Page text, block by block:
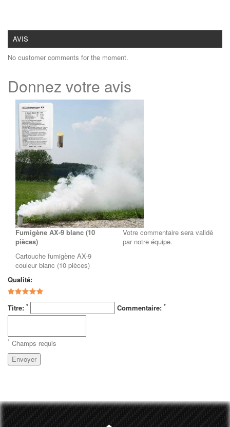
AVIS
No customer comments for the moment.
Donnez votre avis
Fumigène AX-9 blanc (10
pièces)
Cartouche fumigène AX-9
couleur blanc (10 pièces)
Votre commentaire sera validé
par notre équipe.
Qualité:
Titre: * Commentaire: *
* Champs requis
Envoyer